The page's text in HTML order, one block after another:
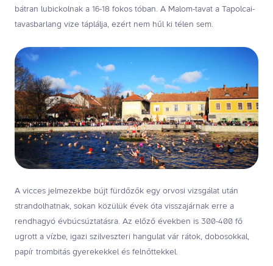
bátran lubickolnak a 16-18 fokos tóban. A Malom-tavat a Tapolcai-
tavasbarlang vize táplálja, ezért nem hűl ki télen sem.
A vicces jelmezekbe bújt fürdőzők egy orvosi vizsgálat után
strandolhatnak, sokan közülük évek óta visszajárnak erre a
rendhagyó évbúcsúztatásra. Az előző években is 300-400 fő
ugrott a vízbe, igazi szilveszteri hangulat vár rátok, dobosokkal,
papír trombitás gyerekekkel és felnőttekkel.